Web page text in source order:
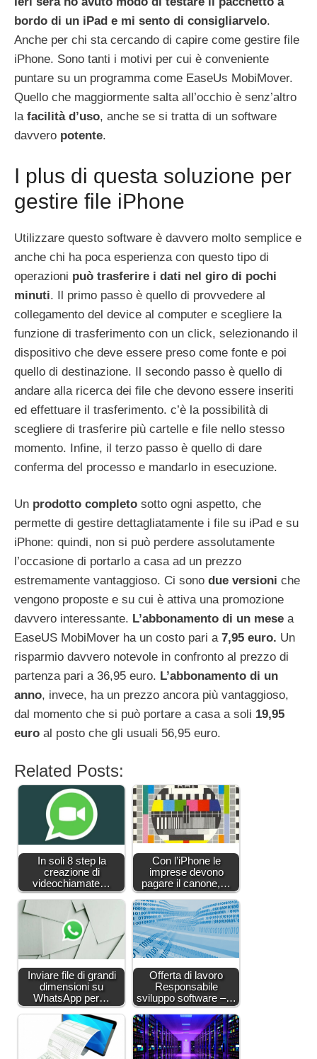
bordo di un iPad e mi sento di consigliarvelo.
Anche per chi sta cercando di capire come gestire file
iPhone. Sono tanti i motivi per cui è conveniente
puntare su un programma come EaseUs MobiMover.
Quello che maggiormente salta all’occhio è senz’altro
la facilità d’uso, anche se si tratta di un software
davvero potente.
I plus di questa soluzione per
gestire file iPhone
Utilizzare questo software è davvero molto semplice e
anche chi ha poca esperienza con questo tipo di
operazioni può trasferire i dati nel giro di pochi
minuti. Il primo passo è quello di provvedere al
collegamento del device al computer e scegliere la
funzione di trasferimento con un click, selezionando il
dispositivo che deve essere preso come fonte e poi
quello di destinazione. Il secondo passo è quello di
andare alla ricerca dei file che devono essere inseriti
ed effettuare il trasferimento. c’è la possibilità di
scegliere di trasferire più cartelle e file nello stesso
momento. Infine, il terzo passo è quello di dare
conferma del processo e mandarlo in esecuzione.
Un prodotto completo sotto ogni aspetto, che
permette di gestire dettagliatamente i file su iPad e su
iPhone: quindi, non si può perdere assolutamente
l’occasione di portarlo a casa ad un prezzo
estremamente vantaggioso. Ci sono due versioni che
vengono proposte e su cui è attiva una promozione
davvero interessante. L’abbonamento di un mese a
EaseUS MobiMover ha un costo pari a7,95 euro. Un
risparmio davvero notevole in confronto al prezzo di
partenza pari a 36,95 euro. L’abbonamento di un
anno, invece, ha un prezzo ancora più vantaggioso,
dal momento che si può portare a casa a soli 19,95
euro al posto che gli usuali 56,95 euro.
Related Posts:
In soli 8 step la
creazione di
videochiamate…
Con l’iPhone le
imprese devono
pagare il canone,…
Inviare file di grandi
dimensioni su
WhatsApp per…
Offerta di lavoro
Responsabile
sviluppo software –…